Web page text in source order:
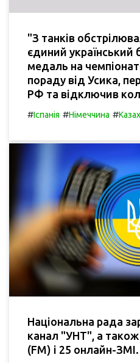
"З танків
єдиний український
медаль на
пораду від Усика,
РФ та відключив
#Іспанія #Німеччина #
Національна рада
канал "УНТ", а також
(FM) і 25 онлайн-ЗМІ.